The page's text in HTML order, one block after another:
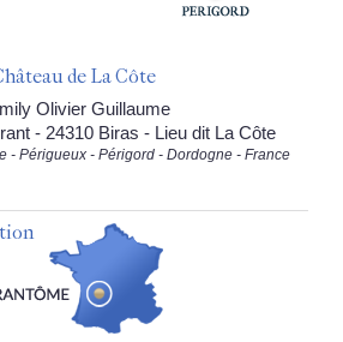
de La Côte
Olivier Guillaume
- 24310 Biras - Lieu dit La Côte
- Périgueux - Périgord - Dordogne - France